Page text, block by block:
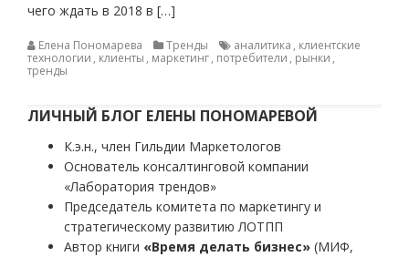
чего ждать в 2018 в […]
Елена Пономарева Тренды аналитика , клиентские
технологии , клиенты , маркетинг, потребители , рынки ,
тренды
ЛИЧНЫЙ БЛОГ ЕЛЕНЫ ПОНОМАРЕВОЙ
К.э.н., член Гильдии Маркетологов
Основатель консалтинговой компании
«Лаборатория трендов»
Председатель комитета по маркетингу и
стратегическому развитию ЛОТПП
Автор книги «Время делать бизнес» (МИФ,